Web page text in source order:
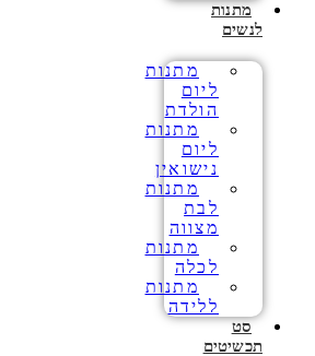
מתנות
לנשים
מתנות
ליום
הולדת
מתנות
ליום
נישואין
מתנות
לבת
מצווה
מתנות
לכלה
מתנות
ללידה
סט
תכשיטים